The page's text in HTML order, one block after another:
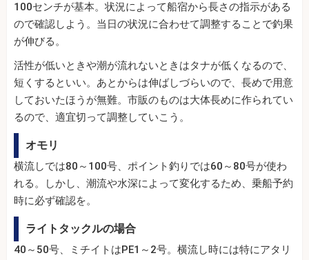
100センチが基本。状況によって船宿から長さの指示がある
ので確認しよう。当日の状況に合わせて調整することで釣果
が伸びる。
活性が低いときや潮が流れないときはタナが低くなるので、
短くするといい。あとからは伸ばしづらいので、長めで用意
しておいたほうが無難。市販のものは大体長めに作られてい
るので、適宜切って調整していこう。
オモリ
横流しでは80～100号、ポイント釣りでは60～80号が使わ
れる。しかし、潮流や水深によって変化するため、乗船予約
時に必ず確認を。
ライトタックルの場合
40～50号、ミチイトはPE1～2号。横流し時には特にアタリ